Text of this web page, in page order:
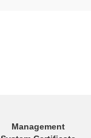
Management